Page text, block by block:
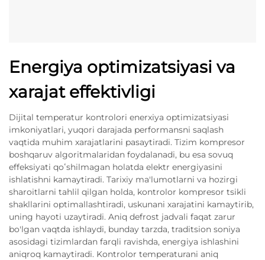
Energiya optimizatsiyasi va
xarajat effektivligi
Dijital temperatur kontrolori enerxiya optimizatsiyasi
imkoniyatlari, yuqori darajada performansni saqlash
vaqtida muhim xarajatlarini pasaytiradi. Tizim kompresor
boshqaruv algoritmalaridan foydalanadi, bu esa sovuq
effeksiyati qoʻshilmagan holatda elektr energiyasini
ishlatishni kamaytiradi. Tarixiy ma'lumotlarni va hozirgi
sharoitlarni tahlil qilgan holda, kontrolor kompresor tsikli
shakllarini optimallashtiradi, uskunani xarajatini kamaytirib,
uning hayoti uzaytiradi. Aniq defrost jadvali faqat zarur
bo'lgan vaqtda ishlaydi, bunday tarzda, traditsion soniya
asosidagi tizimlardan farqli ravishda, energiya ishlashini
aniqroq kamaytiradi. Kontrolor temperaturani aniq